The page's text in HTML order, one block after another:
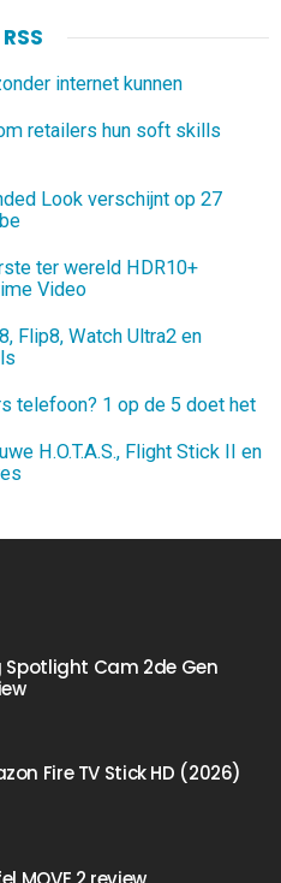
RSS
internet kunnen
retailers hun soft skills
Look verschijnt op 27
ter wereld HDR10+
Video
Flip8, Watch Ultra2 en
telefoon? 1 op de 5 doet het
H.O.T.A.S., Flight Stick II en
Spotlight Cam 2de Gen
Fire TV Stick HD (2026)